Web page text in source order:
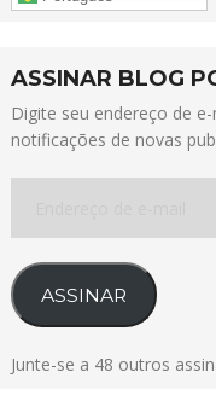
ASSINAR BLOG
Digite seu endereço de
notificações de novas
e-
mail
ASSINAR
Junte-se a 48 outros